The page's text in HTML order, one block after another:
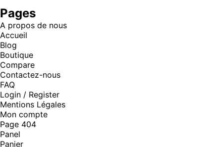
Pages
A propos de nous
Accueil
Blog
Boutique
Compare
Contactez-nous
FAQ
Login / Register
Mentions Légales
Mon compte
Page 404
Panel
Panier